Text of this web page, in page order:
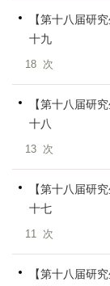
【第十八届研
十九
18 次
【第十八届研
十八
13 次
【第十八届研
十七
11 次
【第十八届研